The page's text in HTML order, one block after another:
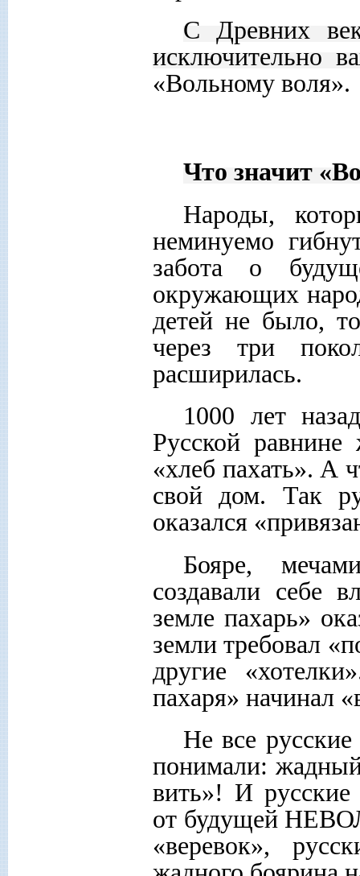
С Древних
исключительно
«Вольному воля».
Что значит
Народы,
неминуемо
забота о
окружающих
детей не было,
через три
расширилась.
1000 лет
Русской
«хлеб пахать». А
свой дом. Так
оказался
Бояре,
создавали себе
земле пахарь»
земли требовал
другие
пахаря» начинал
Не все
понимали:
вить»! И русские
от будущей
«веревок»,